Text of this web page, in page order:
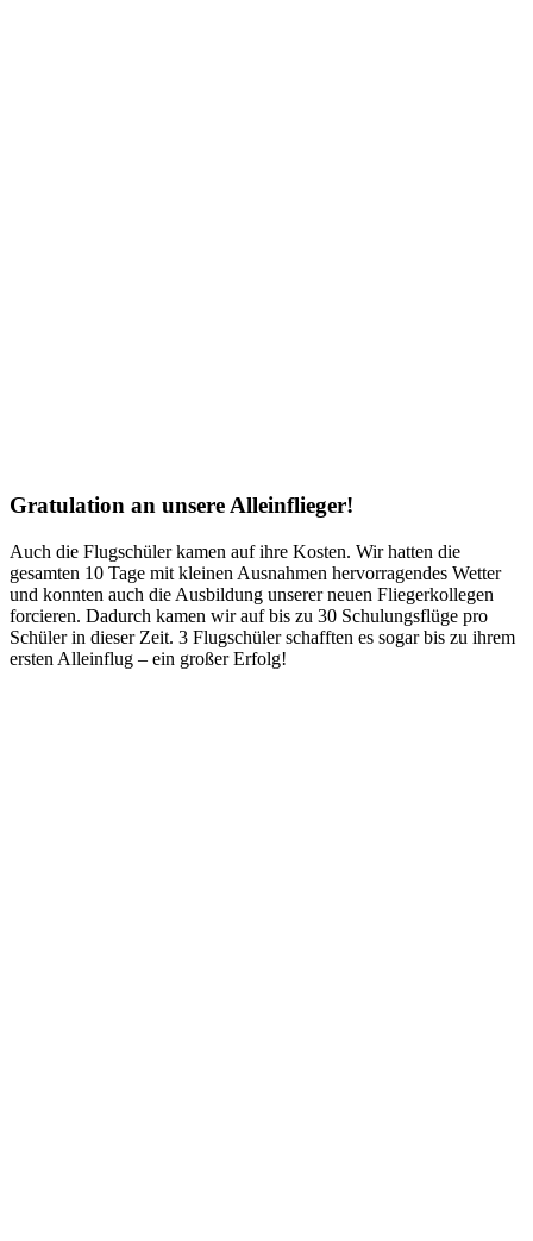
Gratulation an unsere Alleinflieger!
Auch die Flugschüler kamen auf ihre Kosten. Wir hatten die
gesamten 10 Tage mit kleinen Ausnahmen hervorragendes Wetter
und konnten auch die Ausbildung unserer neuen Fliegerkollegen
forcieren. Dadurch kamen wir auf bis zu 30 Schulungsflüge pro
Schüler in dieser Zeit. 3 Flugschüler schafften es sogar bis zu ihrem
ersten Alleinflug – ein großer Erfolg!